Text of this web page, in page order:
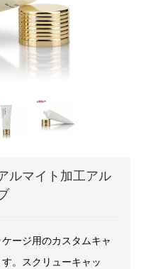
ルマイト加工アル
ージ用のカスタムキャ
。スクリューキャッ